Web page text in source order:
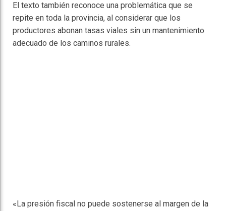
El texto también reconoce una problemática que se
repite en toda la provincia, al considerar que los
productores abonan tasas viales sin un mantenimiento
adecuado de los caminos rurales.
«La presión fiscal no puede sostenerse al margen de la